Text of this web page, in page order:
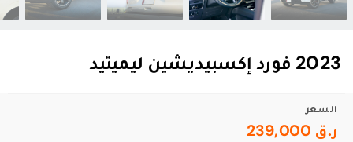
2023 فورد إكسبيديشين ليميتيد
السعر
ر.ق 239,000